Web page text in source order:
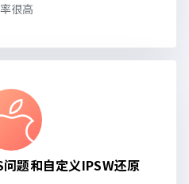
很高
题和自定义IPSW还原